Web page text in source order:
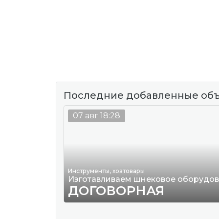
Последние добавленные
Инструменты, хозтовары
Изготавливаем шнековое
ДОГОВОРНАЯ
07 авг 18:28